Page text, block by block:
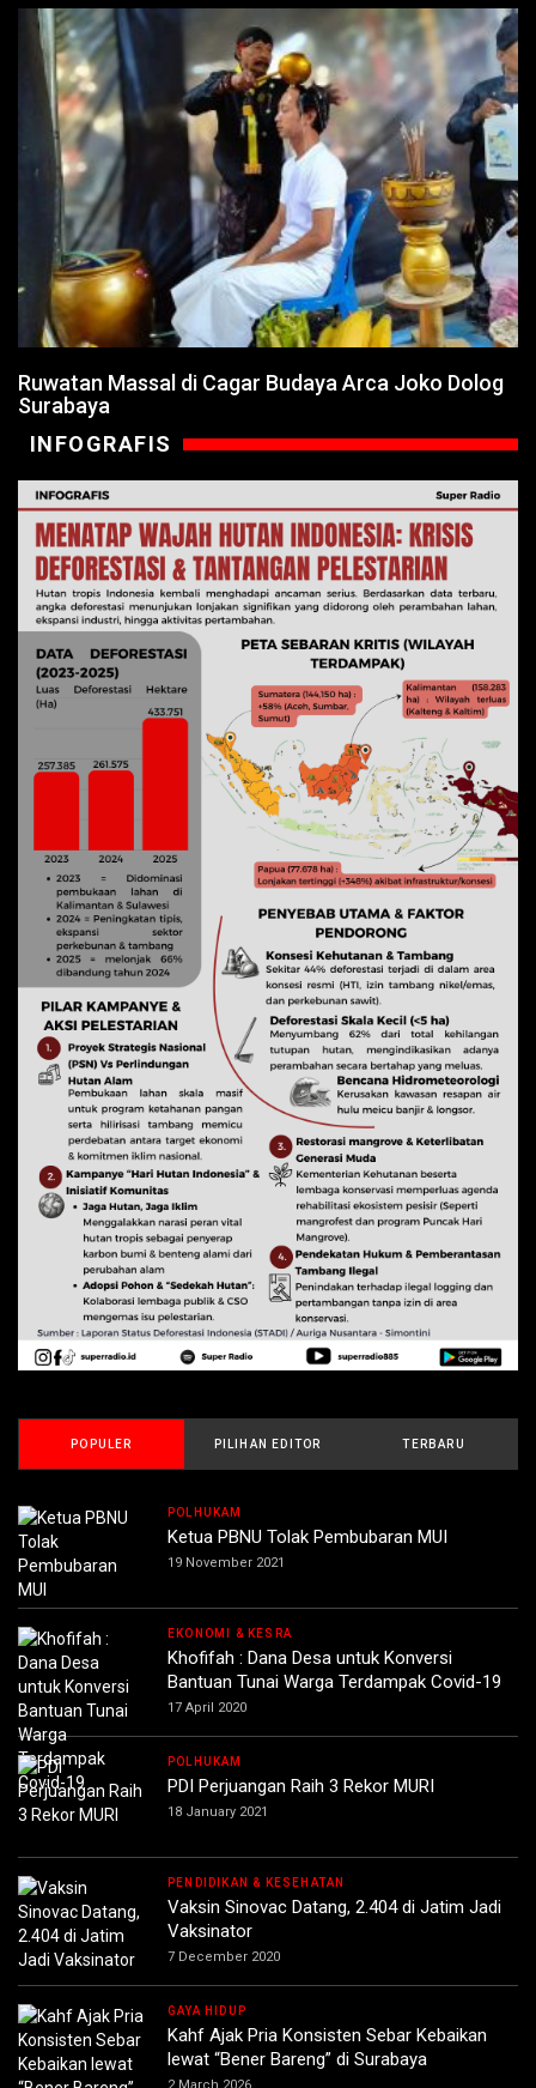
Ruwatan Massal di Cagar Budaya Arca Joko Dolog
Surabaya
INFOGRAFIS
POPULER PILIHAN EDITOR TERBARU
POLHUKAM
Ketua PBNU Tolak Pembubaran MUI
19 November 2021
EKONOMI & KESRA
Khofifah : Dana Desa untuk Konversi
Bantuan Tunai Warga Terdampak Covid-19
17 April 2020
POLHUKAM
PDI Perjuangan Raih 3 Rekor MURI
18 January 2021
PENDIDIKAN & KESEHATAN
Vaksin Sinovac Datang, 2.404 di Jatim Jadi
Vaksinator
7 December 2020
GAYA HIDUP
Kahf Ajak Pria Konsisten Sebar Kebaikan
lewat “Bener Bareng” di Surabaya